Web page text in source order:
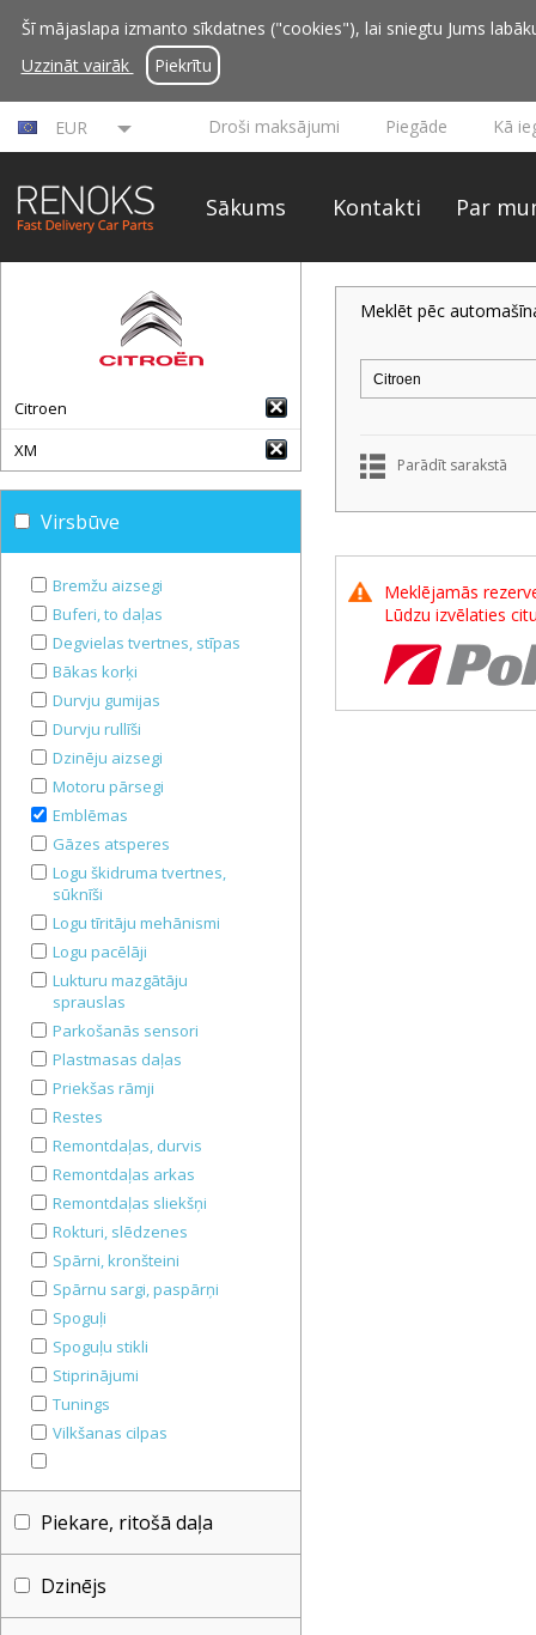
Šī mājaslapa izmanto sīkdatnes ("cookies"), lai sniegtu Jums
Uzzināt vairāk
Piekrītu
EUR Droši maksājumi Piegāde Kā
Sākums Kontakti Par
Citroen
XM
Virsbūve
Bremžu aizsegi
Buferi, to daļas
Degvielas tvertnes, stīpas
Bākas korķi
Durvju gumijas
Durvju rullīši
Dzinēju aizsegi
Motoru pārsegi
Emblēmas
Gāzes atsperes
Logu škidruma tvertnes,
sūknīši
Logu tīritāju mehānismi
Logu pacēlāji
Lukturu mazgātāju
sprauslas
Parkošanās sensori
Plastmasas daļas
Priekšas rāmji
Restes
Remontdaļas, durvis
Remontdaļas arkas
Remontdaļas sliekšņi
Rokturi, slēdzenes
Spārni, kronšteini
Spārnu sargi, paspārņi
Spoguļi
Spoguļu stikli
Stiprinājumi
Tunings
Vilkšanas cilpas
Piekare, ritošā daļa
Dzinējs
Meklēt pēc
Parādīt sarakstā
Meklējamās
Lūdzu izvēlaties